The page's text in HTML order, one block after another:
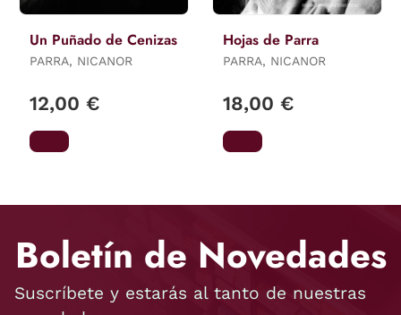
Un Puñado de Cenizas
PARRA, NICANOR
12,00 €
Hojas de Parra
PARRA, NICANOR
18,00 €
Boletín de Novedades
Suscríbete y estarás al tanto de nuestras